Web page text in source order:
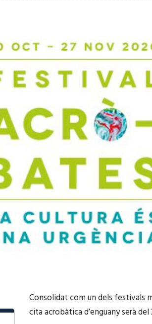
Consolidat com un dels festivals
cita acrobàtica d’enguany serà